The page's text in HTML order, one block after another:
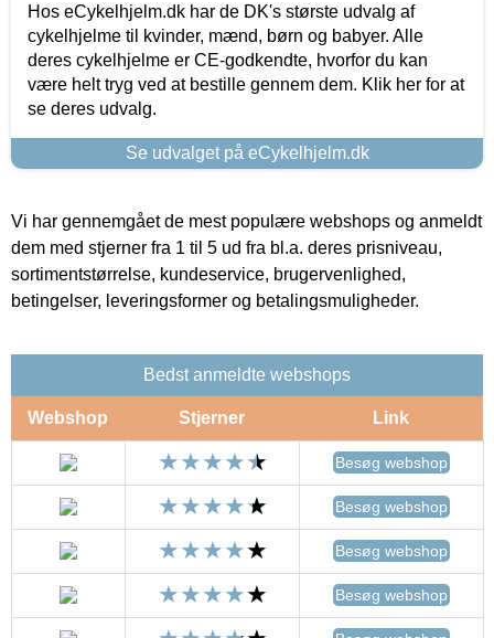
Hos eCykelhjelm.dk har de DK's største udvalg af
cykelhjelme til kvinder, mænd, børn og babyer. Alle
deres cykelhjelme er CE-godkendte, hvorfor du kan
være helt tryg ved at bestille gennem dem. Klik her for at
se deres udvalg.
Se udvalget på eCykelhjelm.dk
Vi har gennemgået de mest populære webshops og anmeldt
dem med stjerner fra 1 til 5 ud fra bl.a. deres prisniveau,
sortimentstørrelse, kundeservice, brugervenlighed,
betingelser, leveringsformer og betalingsmuligheder.
Bedst anmeldte webshops
Webshop Stjerner Link
Besøg webshop
Besøg webshop
Besøg webshop
Besøg webshop